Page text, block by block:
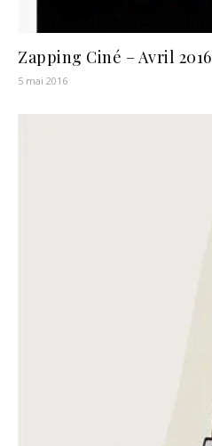
Zapping Ciné – Avril 2016
5 mai 2016